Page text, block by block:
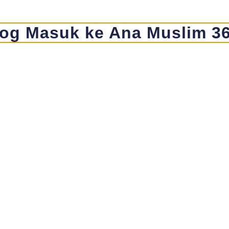
Masuk ke Ana Muslim